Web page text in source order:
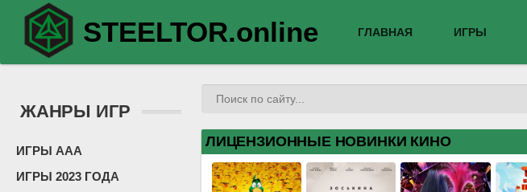
STEELTOR.online ГЛАВНАЯ ИГРЫ
ЖАНРЫ ИГР
ИГРЫ ААА
ИГРЫ 2023 ГОДА
ЛИЦЕНЗИОННЫЕ НОВИНКИ КИНО